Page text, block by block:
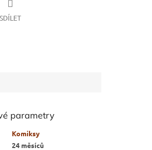
SDÍLET
parametry
Komiksy
24 měsíců